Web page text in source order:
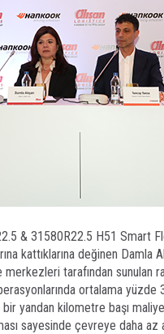
& 31580R22.5 H51 Smart
kattıklarına değinen Damla
merkezleri tarafından sunulan
ortalama yüzde
bir yandan kilometre başı
sayesinde çevreye daha az